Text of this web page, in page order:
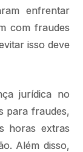
enfrentar
com fraudes
isso deve
jurídica no
para fraudes,
horas extras
Além disso,